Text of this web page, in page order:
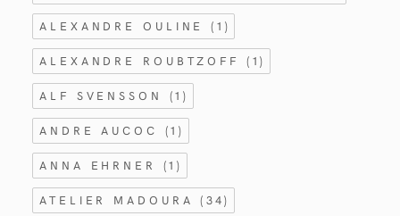
ALEXANDRE OULINE(1)
ALEXANDRE ROUBTZOFF(1)
ALF SVENSSON (1)
ANDRE AUCOC (1)
ANNA EHRNER (1)
ATELIER MADOURA(34)